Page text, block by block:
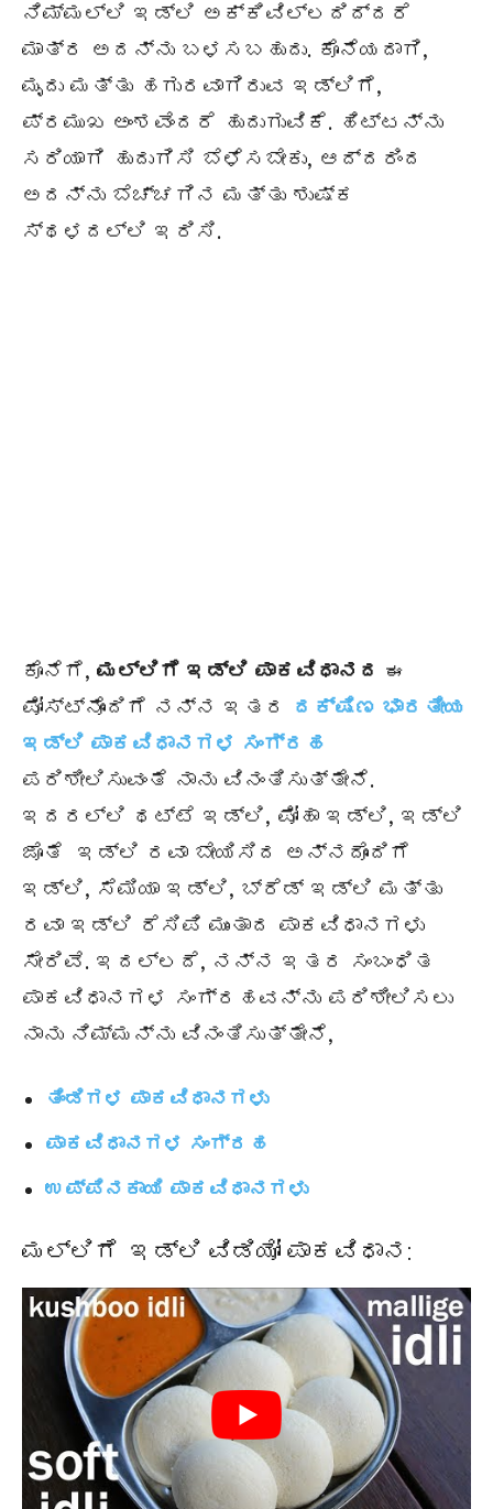
ನಿಮ್ಮಲ್ಲಿ ಇಡ್ಲಿ ಅಕ್ಕಿವಿಲ್ಲದಿದ್ದರೆ
ಮಾತ್ರ ಅದನ್ನು ಬಳಸಬಹುದು. ಕೊನೆಯದಾಗಿ,
ಮೃದು ಮತ್ತು ಹಗುರವಾಗಿರುವ ಇಡ್ಲಿಗೆ,
ಪ್ರಮುಖ ಅಂಶವೆಂದರೆ ಹುದುಗುವಿಕೆ. ಹಿಟ್ಟನ್ನು
ಸರಿಯಾಗಿ ಹುದುಗಿಸಿ ಬೆಳೆಸಬೇಕು, ಆದ್ದರಿಂದ
ಅದನ್ನು ಬೆಚ್ಚಗಿನ ಮತ್ತು ಶುಷ್ಕ
ಸ್ಥಳದಲ್ಲಿ ಇರಿಸಿ.
ಕೊನೆಗೆ, ಮಲ್ಲಿಗೆ ಇಡ್ಲಿ ಪಾಕವಿಧಾನದ ಈ
ಪೋಸ್ಟ್‌ನೊಂದಿಗೆ ನನ್ನ ಇತರ
ದಕ್ಷಿಣ ಭಾರತೀಯ
ಇಡ್ಲಿ ಪಾಕವಿಧಾನಗಳ ಸಂಗ್ರಹ
ಪರಿಶೀಲಿಸುವಂತೆ ನಾನು ವಿನಂತಿಸುತ್ತೇನೆ.
ಇದರಲ್ಲಿ ಥಟ್ಟೆ ಇಡ್ಲಿ, ಪೋಹಾ ಇಡ್ಲಿ, ಇಡ್ಲಿ
ಜೊತೆ ಇಡ್ಲಿ ರವಾ ಬೇಯಿಸಿದ ಅನ್ನದೊಂದಿಗೆ
ಇಡ್ಲಿ, ಸೆಮಿಯಾ ಇಡ್ಲಿ, ಬ್ರೆಡ್ ಇಡ್ಲಿ ಮತ್ತು
ರವಾ ಇಡ್ಲಿ ರೆಸಿಪಿ ಮುಂತಾದ ಪಾಕವಿಧಾನಗಳು
ಸೇರಿವೆ. ಇದಲ್ಲದೆ, ನನ್ನ ಇತರ ಸಂಬಂಧಿತ
ಪಾಕವಿಧಾನಗಳ ಸಂಗ್ರಹವನ್ನು ಪರಿಶೀಲಿಸಲು
ನಾನು ನಿಮ್ಮನ್ನು ವಿನಂತಿಸುತ್ತೇನೆ,
ತಿಂಡಿಗಳ ಪಾಕವಿಧಾನಗಳು
ಪಾಕವಿಧಾನಗಳ ಸಂಗ್ರಹ
ಉಪ್ಪಿನಕಾಯಿ ಪಾಕವಿಧಾನಗಳು
ಮಲ್ಲಿಗೆ ಇಡ್ಲಿ ವಿಡಿಯೋ ಪಾಕವಿಧಾನ: